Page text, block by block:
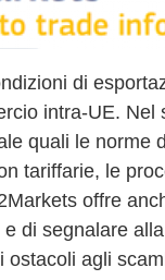
di
intra-UE.
quali le
tariffarie, le
offre
di segnalare
agli